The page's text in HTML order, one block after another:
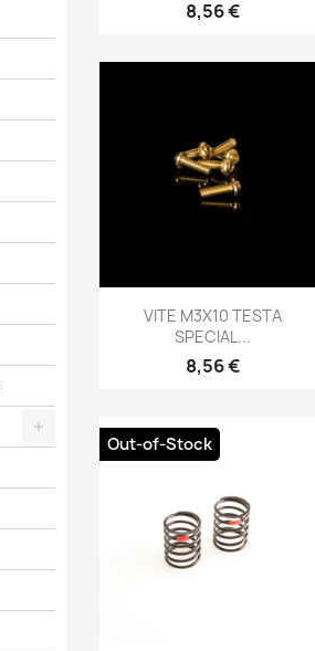
Prezzo
8,56 €
 Anteprima
VITE M3X10 TESTA
SPECIAL...
Prezzo
8,56 €
Out-of-Stock